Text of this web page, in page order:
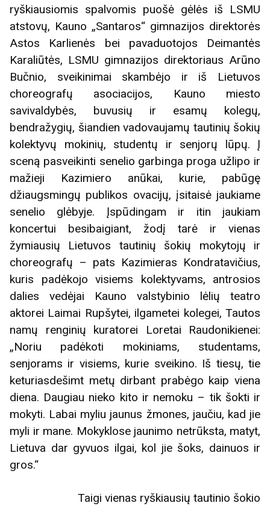
ryškiausiomis spalvomis puošė gėlės iš LSMU
atstovų, Kauno „Santaros“ gimnazijos direktorės
Astos Karlienės bei pavaduotojos Deimantės
Karaliūtės, LSMU gimnazijos direktoriaus Arūno
Bučnio, sveikinimai skambėjo ir iš Lietuvos
choreografų asociacijos, Kauno miesto
savivaldybės, buvusių ir esamų kolegų,
bendražygių, šiandien vadovaujamų tautinių šokių
kolektyvų mokinių, studentų ir senjorų lūpų. Į
sceną pasveikinti senelio garbinga proga užlipo ir
mažieji Kazimiero anūkai, kurie, pabūgę
džiaugsmingų publikos ovacijų, įsitaisė jaukiame
senelio glėbyje. Įspūdingam ir itin jaukiam
koncertui besibaigiant, žodį tarė ir vienas
žymiausių Lietuvos tautinių šokių mokytojų ir
choreografų – pats Kazimieras Kondratavičius,
kuris padėkojo visiems kolektyvams, antrosios
dalies vedėjai Kauno valstybinio lėlių teatro
aktorei Laimai Rupšytei, ilgametei kolegei, Tautos
namų renginių kuratorei Loretai Raudonikienei:
„Noriu padėkoti mokiniams, studentams,
senjorams ir visiems, kurie sveikino. Iš tiesų, tie
keturiasdešimt metų dirbant prabėgo kaip viena
diena. Daugiau nieko kito ir nemoku – tik šokti ir
mokyti. Labai myliu jaunus žmones, jaučiu, kad jie
myli ir mane. Mokyklose jaunimo netrūksta, matyt,
Lietuva dar gyvuos ilgai, kol jie šoks, dainuos ir
gros.“
Taigi vienas ryškiausių tautinio šokio